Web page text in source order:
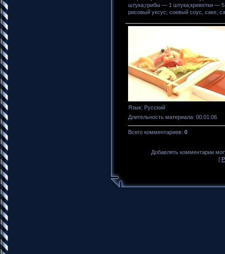
штука;грибы — 1 штука;креветки —
рисовый уксус, соевый соус, саке,
Язык: Русский
Длительность материала: 00:01:06
Всего комментариев: 0
Добавлять комментарии
[